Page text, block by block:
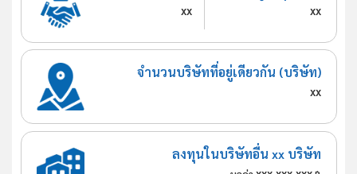
xx xx
จำนวนบริษัทที่อยู่เดียวกัน (บริษัท)
xx
ลงทุนในบริษัทอื่น xx บริษัท